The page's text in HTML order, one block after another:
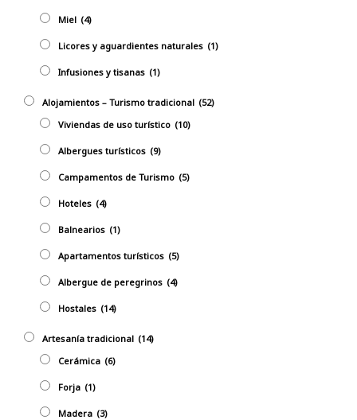
Miel (4)
Licores y aguardientes naturales (1)
Infusiones y tisanas (1)
Alojamientos – Turismo tradicional (52)
Viviendas de uso turístico (10)
Albergues turísticos (9)
Campamentos de Turismo (5)
Hoteles (4)
Balnearios (1)
Apartamentos turísticos (5)
Albergue de peregrinos (4)
Hostales (14)
Artesaní­a tradicional (14)
Cerámica (6)
Forja (1)
Madera (3)